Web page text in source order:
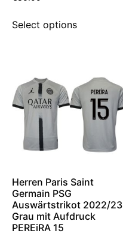
Select options
Herren Paris Saint
Germain PSG
Auswärtstrikot 2022/23
Grau mit Aufdruck
PEREiRA 15